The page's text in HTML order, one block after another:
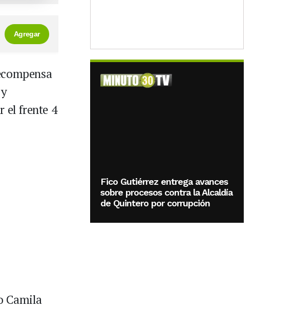
Agregar
el frente 4
Camila
Fico Gutiérrez entrega avances
sobre procesos contra la Alcaldía
de Quintero por corrupción